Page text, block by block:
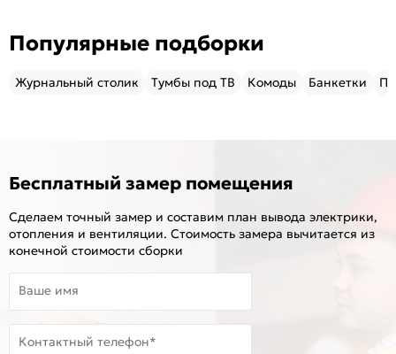
Популярные подборки
Журнальный столик Тумбы под ТВ Комоды Банкетки
Бесплатный замер помещения
Сделаем точный замер и составим план вывода электрики,
отопления и вентиляции. Стоимость замера вычитается из
конечной стоимости сборки
Ваше имя
Контактный телефон*